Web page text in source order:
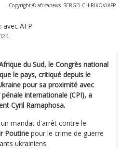
- Copyright © africanews SERGEI CHIRIKOV/AFP
avec AFP
du Sud, le Congrès national
le pays, critiqué depuis le
pour sa proximité avec
internationale (CPI), a
Cyril Ramaphosa.
mandat d'arrêt contre le
Poutine pour le crime de guerre
ukrainiens.